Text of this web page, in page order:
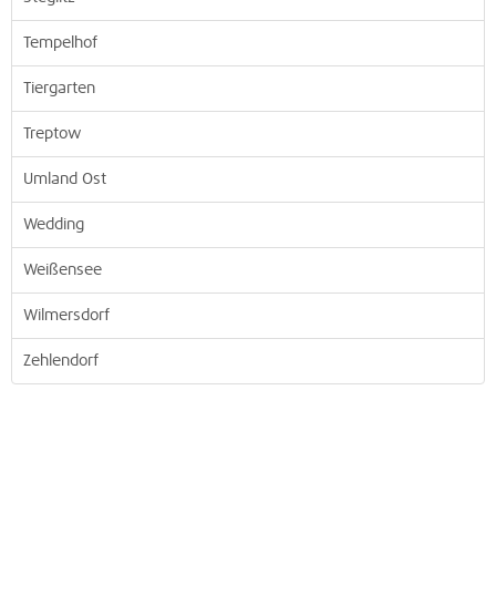
Tempelhof
Tiergarten
Treptow
Umland Ost
Wedding
Weißensee
Wilmersdorf
Zehlendorf